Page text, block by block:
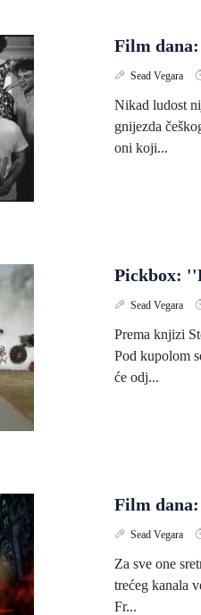
Film dana:
Sead Vegara
Nikad ludost
gnijezda
oni koji...
Pickbox:
Sead Vegara
Prema knjizi
Pod kupolom
će odj...
Film dana:
Sead Vegara
Za sve one
trećeg kanala
Fr...